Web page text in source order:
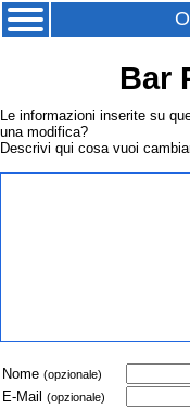
Bar
Le informazioni inserite su
una modifica?
Descrivi qui cosa vuoi
Nome (opzionale)
E-Mail (opzionale)